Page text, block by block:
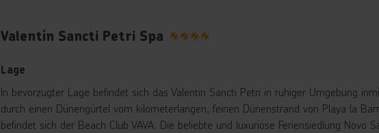
Valentín Sancti Petri Spa
Lage
In bevorzugter Lage befindet sich das Valentin Sancti Petri in ruhiger Umgebung
durch einen Dünengürtel vom kilometerlangen, feinen Dünenstrand von Playa la
befindet sich der Beach Club VAVA. Die beliebte und luxuriöse Feriensiedlung Novo